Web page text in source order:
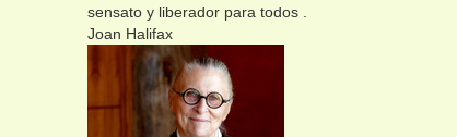
sensato y liberador para todos .
Joan Halifax